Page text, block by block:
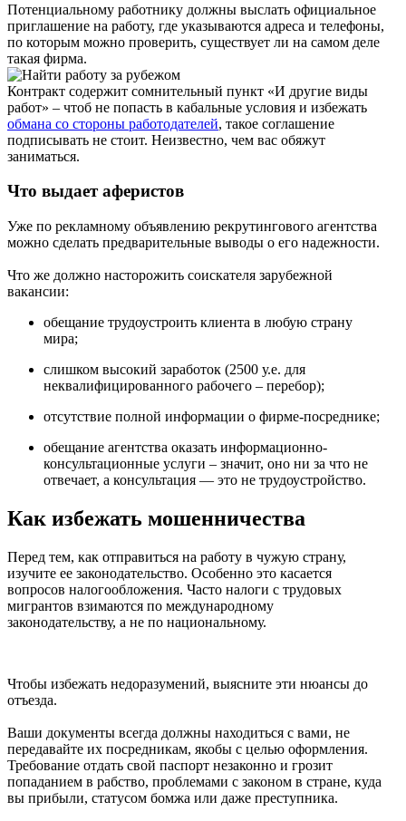
Потенциальному работнику должны выслать официальное
приглашение на работу, где указываются адреса и телефоны,
по которым можно проверить, существует ли на самом деле
такая фирма.
Контракт содержит сомнительный пункт «И другие виды
работ» – чтоб не попасть в кабальные условия и избежать
обмана со стороны работодателей, такое соглашение
подписывать не стоит. Неизвестно, чем вас обяжут
заниматься.
Что выдает аферистов
Уже по рекламному объявлению рекрутингового агентства
можно сделать предварительные выводы о его надежности.
Что же должно насторожить соискателя зарубежной
вакансии:
обещание трудоустроить клиента в любую страну
мира;
слишком высокий заработок (2500 у.е. для
неквалифицированного рабочего – перебор);
отсутствие полной информации о фирме-посреднике;
обещание агентства оказать информационно-
консультационные услуги – значит, оно ни за что не
отвечает, а консультация — это не трудоустройство.
Как избежать мошенничества
Перед тем, как отправиться на работу в чужую страну,
изучите ее законодательство. Особенно это касается
вопросов налогообложения. Часто налоги с трудовых
мигрантов взимаются по международному
законодательству, а не по национальному.
Чтобы избежать недоразумений, выясните эти нюансы до
отъезда.
Ваши документы всегда должны находиться с вами, не
передавайте их посредникам, якобы с целью оформления.
Требование отдать свой паспорт незаконно и грозит
попаданием в рабство, проблемами с законом в стране, куда
вы прибыли, статусом бомжа или даже преступника.